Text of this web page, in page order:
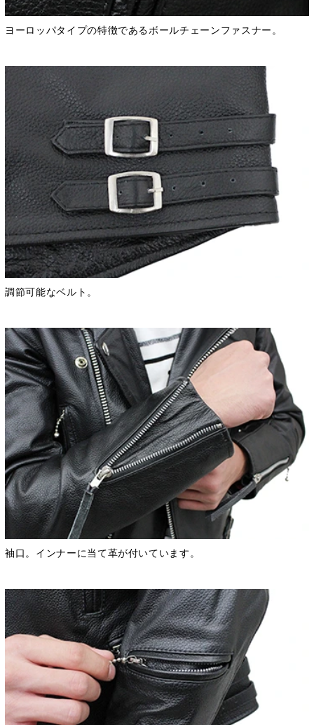
ヨーロッパタイプの特徴であるボールチェーンファスナー。
調節可能なベルト。
袖口。インナーに当て革が付いています。